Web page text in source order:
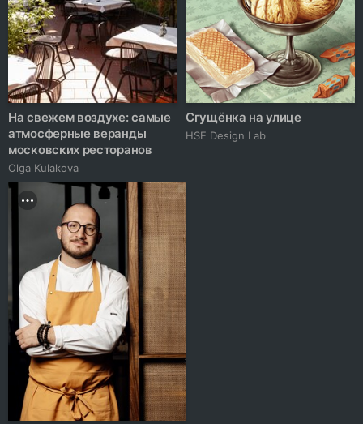
На свежем воздухе: самые
атмосферные веранды
московских ресторанов
Olga Kulakova
Сгущёнка на улице
HSE Design Lab